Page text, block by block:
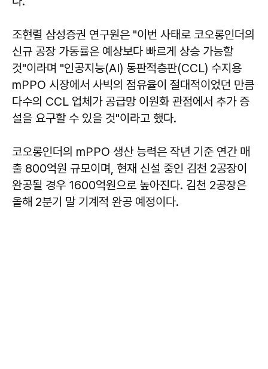
조현렬 삼성증권 연구원은 "이번 사태로 코오롱인더의
신규 공장 가동률은 예상보다 빠르게 상승 가능할
것"이라며 "인공지능(AI) 동판적층판(CCL) 수지용
mPPO 시장에서 사빅의 점유율이 절대적이었던 만큼
다수의 CCL 업체가 공급망 이원화 관점에서 추가 증
설을 요구할 수 있을 것"이라고 했다.
코오롱인더의 mPPO 생산 능력은 작년 기준 연간 매
출 800억원 규모이며, 현재 신설 중인 김천 2공장이
완공될 경우 1600억원으로 높아진다. 김천 2공장은
올해 2분기 말 기계적 완공 예정이다.